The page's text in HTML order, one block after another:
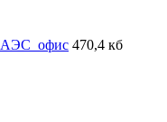
470,4 кб